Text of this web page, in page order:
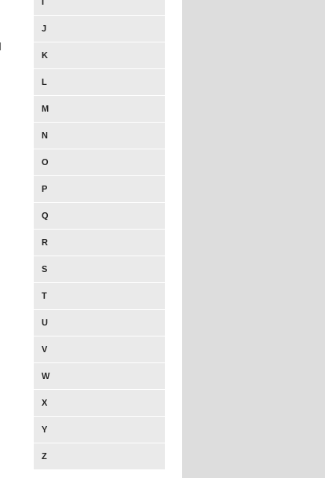
J
K
L
M
N
O
P
Q
R
S
T
U
V
W
X
Y
Z